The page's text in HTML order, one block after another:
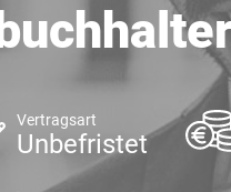
Vertragsart
Unbefristet